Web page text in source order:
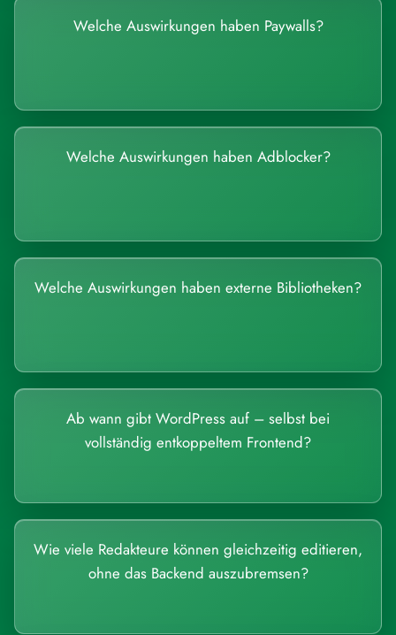
Welche Auswirkungen haben Paywalls?
Welche Auswirkungen haben Adblocker?
Welche Auswirkungen haben externe Bibliotheken?
Ab wann gibt WordPress auf – selbst bei
vollständig entkoppeltem Frontend?
Wie viele Redakteure können gleichzeitig editieren,
ohne das Backend auszubremsen?